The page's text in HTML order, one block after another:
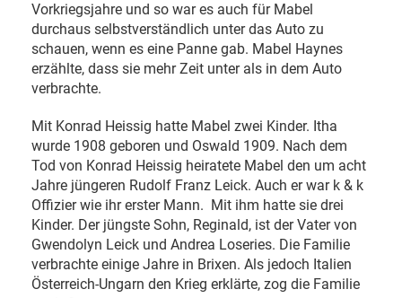
Vorkriegsjahre und so war es auch für Mabel
durchaus selbstverständlich unter das Auto zu
schauen, wenn es eine Panne gab. Mabel Haynes
erzählte, dass sie mehr Zeit unter als in dem Auto
verbrachte.
Mit Konrad Heissig hatte Mabel zwei Kinder. Itha
wurde 1908 geboren und Oswald 1909. Nach dem
Tod von Konrad Heissig heiratete Mabel den um acht
Jahre jüngeren Rudolf Franz Leick. Auch er war k & k
Offizier wie ihr erster Mann. Mit ihm hatte sie drei
Kinder. Der jüngste Sohn, Reginald, ist der Vater von
Gwendolyn Leick und Andrea Loseries. Die Familie
verbrachte einige Jahre in Brixen. Als jedoch Italien
Österreich-Ungarn den Krieg erklärte, zog die Familie